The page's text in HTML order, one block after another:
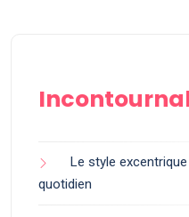
Le style
quotidien